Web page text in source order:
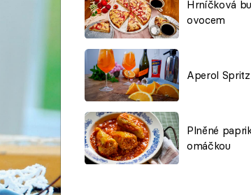
Hrníčková
ovocem
Aperol Spritz
Plněné
omáčkou